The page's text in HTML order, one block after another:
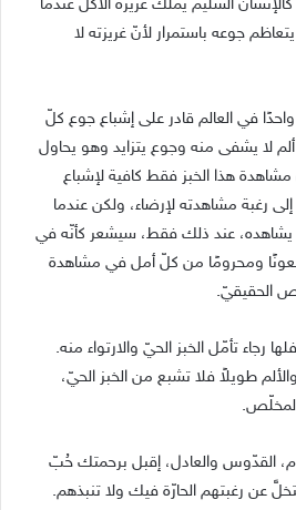
السليم يملك غريزة الأكل عندما
جوعه باستمرار لأنّ غريزته لا
في العالم قادر على إشباع جوع كلّ
لا يشفى منه وجوع يتزايد وهو يحاول
هذا الخبز فقط كافية لإشباع
رغبة مشاهدته لإرضاء، ولكن عندما
يشاهده، عند ذلك فقط، سيشعر كأنّه في
ومحرومًا من كلّ أمل في مشاهدة
الحقيقيّ.
رجاء تأمّل الخبز الحيّ والارتواء منه.
طويلاً فلا تشبع من الخبز الحيّ،
المخلّص.
القدّوس والعادل، إقبل برحمتك حُبّ
عن رغبتهم الحارّة فيك ولا تنبذهم.